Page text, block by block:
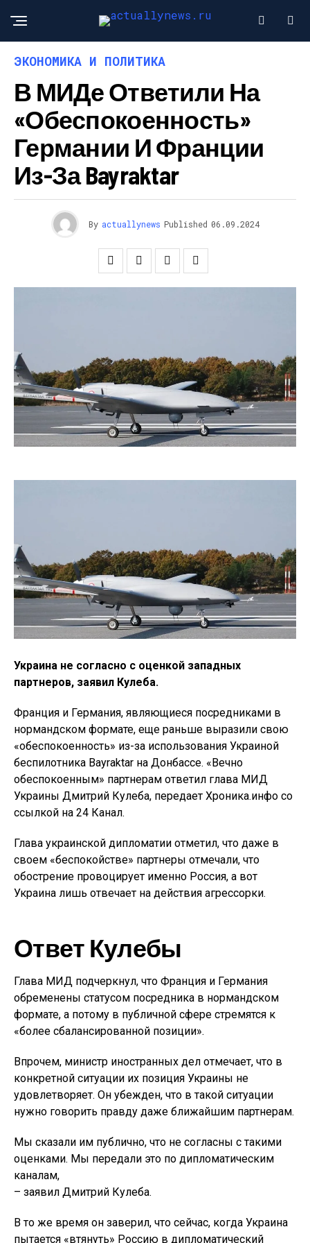
ЭКОНОМИКА И ПОЛИТИКА
В МИДе Ответили На
«обеспокоенность»
Германии И Франции
Из-За Bayraktar
By actuallynews Published 06.09.2024
Украина не согласно с оценкой западных
партнеров, заявил Кулеба.
Франция и Германия, являющиеся посредниками в
нормандском формате, еще раньше выразили свою
«обеспокоенность» из-за использования Украиной
беспилотника Bayraktar на Донбассе. «Вечно
обеспокоенным» партнерам ответил глава МИД
Украины Дмитрий Кулеба, передает Хроника.инфо со
ссылкой на 24 Канал.
Глава украинской дипломатии отметил, что даже в
своем «беспокойстве» партнеры отмечали, что
обострение провоцирует именно Россия, а вот
Украина лишь отвечает на действия агрессорки.
Ответ Кулебы
Глава МИД подчеркнул, что Франция и Германия
обременены статусом посредника в нормандском
формате, а потому в публичной сфере стремятся к
«более сбалансированной позиции».
Впрочем, министр иностранных дел отмечает, что в
конкретной ситуации их позиция Украины не
удовлетворяет. Он убежден, что в такой ситуации
нужно говорить правду даже ближайшим партнерам.
Мы сказали им публично, что не согласны с такими
оценками. Мы передали это по дипломатическим
каналам,
– заявил Дмитрий Кулеба.
В то же время он заверил, что сейчас, когда Украина
пытается «втянуть» Россию в дипломатический